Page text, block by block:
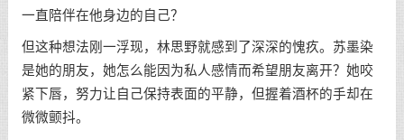
一直陪伴在他身边的自己？
但这种想法刚一浮现，林思野就感到了深深的愧疚。苏墨染
是她的朋友，她怎么能因为私人感情而希望朋友离开？她咬
紧下唇，努力让自己保持表面的平静，但握着酒杯的手却在
微微颤抖。